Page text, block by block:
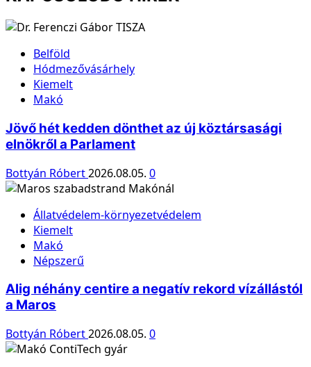
Belföld
Hódmezővásárhely
Kiemelt
Makó
Jövő hét kedden dönthet az új köztársasági
elnökről a Parlament
Bottyán Róbert2026.08.05. 0
Állatvédelem-környezetvédelem
Kiemelt
Makó
Népszerű
Alig néhány centire a negatív rekord vízállástól
a Maros
Bottyán Róbert2026.08.05. 0